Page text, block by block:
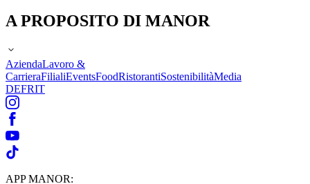
A PROPOSITO DI MANOR
AziendaLavoro &
CarrieraFilialiEventsFoodRistorantiSostenibilitàMedia
DEFRIT
APP MANOR: